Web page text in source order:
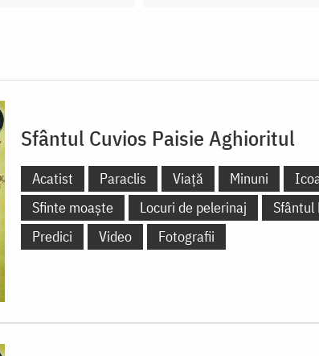
Sfântul Cuvios Paisie Aghioritul
Acatist Paraclis Viață Minuni
Sfinte moaște
Locuri de pelerinaj
Sfântul
Predici
Video Fotografii